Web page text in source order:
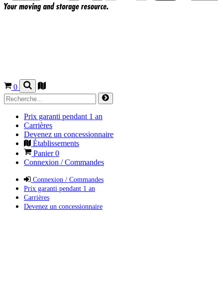
0
Prix garanti pendant 1 an
Carrières
Devenez un concessionnaire
Établissements
Panier0
Connexion / Commandes
Connexion / Commandes
Prix garanti pendant 1 an
Carrières
Devenez un concessionnaire